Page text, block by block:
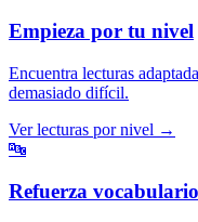
Empieza por tu nivel
Encuentra lecturas
demasiado difícil.
Ver lecturas por nivel →
🔤
Refuerza vocabulario